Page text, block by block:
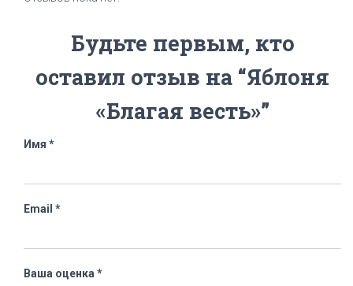
Будьте первым, кто
оставил отзыв на “Яблоня
«Благая весть»”
Имя *
Email *
Ваша оценка *